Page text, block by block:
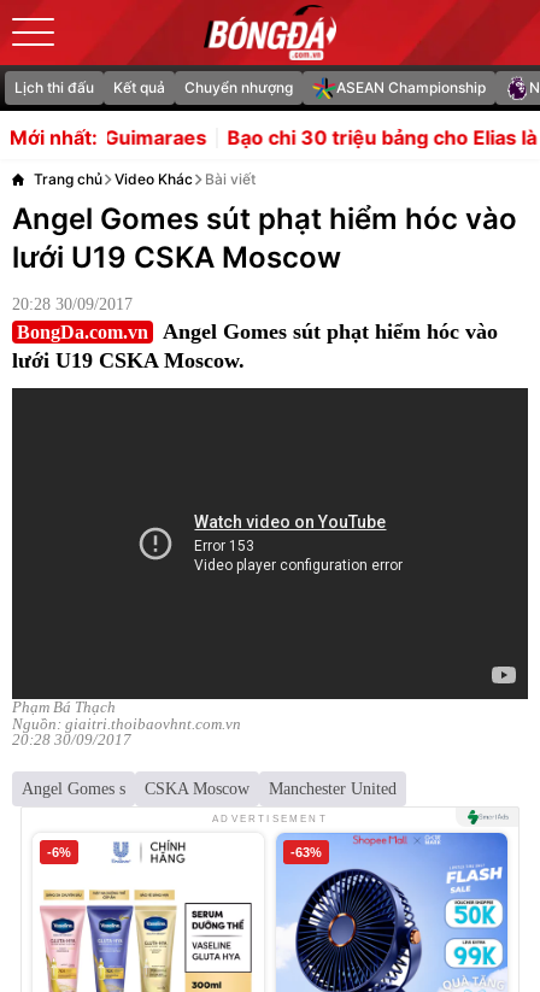
Lịch thi đấu Kết quả Chuyển nhượng ASEAN Championship
Mới nhất:
30 triệu bảng cho Elias là rủi ro đáng thử của Man Utd
Trang chủ Video Khác Bài viết
Angel Gomes sút phạt hiểm hóc vào
lưới U19 CSKA Moscow
20:28 30/09/2017
BongDa.com.vn
Angel Gomes sút phạt hiểm hóc vào
lưới U19 CSKA Moscow.
Phạm Bá Thạch
Nguồn: giaitri.thoibaovhnt.com.vn
20:28 30/09/2017
Angel Gomes s CSKA Moscow Manchester United
ADVERTISEMENT
-6% -63%